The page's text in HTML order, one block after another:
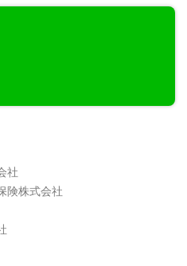
社
険株式会社